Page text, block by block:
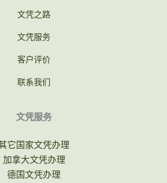
文凭之路
文凭服务
客户评价
联系我们
文凭服务
它国家文凭办理
加拿大文凭办理
德国文凭办理